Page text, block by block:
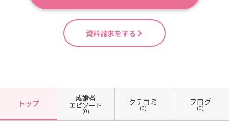
資料請求をする
トップ
成婚者
エピソード
(0)
クチコミ
(0)
ブログ
(0)